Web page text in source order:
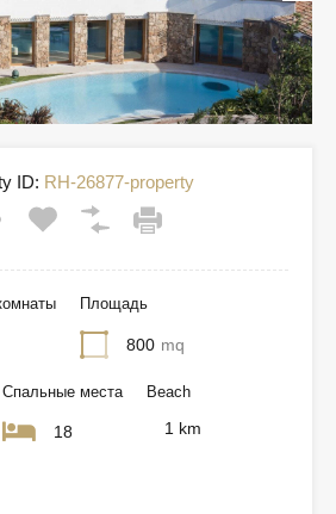
ID: RH-26877-property
Площадь
800 mq
Спальные места
18
Beach
1 km